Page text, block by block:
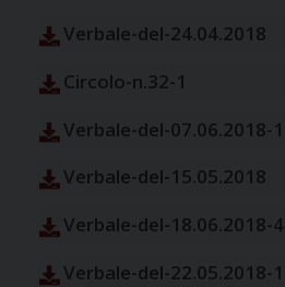
Verbale-del-24.04.2018
Circolo-n.32-1
Verbale-del-07.06.2018-1
Verbale-del-15.05.2018
Verbale-del-18.06.2018-4
Verbale-del-22.05.2018-1